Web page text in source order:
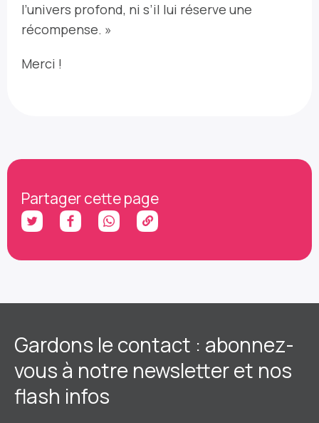
l’univers profond, ni s’il lui réserve une
récompense. »
Merci !
Partager cette page
Gardons le contact : abonnez-
vous à notre newsletter et nos
flash infos